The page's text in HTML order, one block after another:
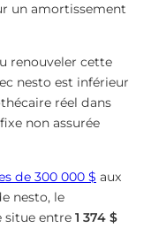
un amortissement
renouveler cette
nesto est inférieur
réel dans
non assurée
de 300 000 $ aux
nesto, le
situe entre 1 374 $